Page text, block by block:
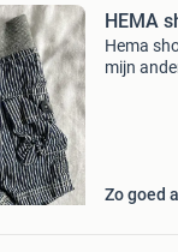
HEMA
Hema
mijn
Zo goed